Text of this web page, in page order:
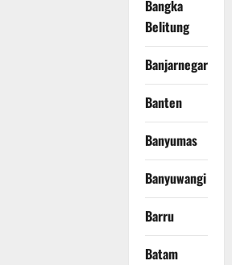
Bangka
Belitung
Banjarnegara
Banten
Banyumas
Banyuwangi
Barru
Batam